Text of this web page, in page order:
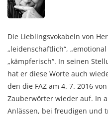
Die Lieblingsvokabeln von
„leidenschaftlich“,
„kämpferisch“. In seinen
hat er diese Worte auch
den die FAZ am 4. 7. 2016
Zauberwörter wieder auf. In
Anlässen, bei freudigen und